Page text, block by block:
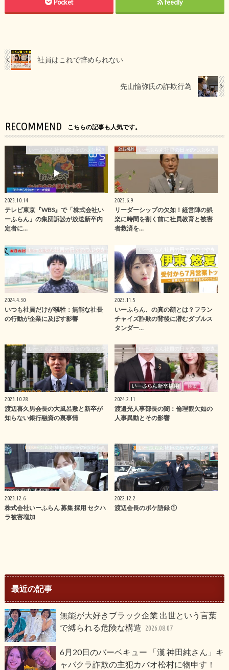
Pocket feedly
社員はこれで辞められない
先山愉弥氏の詐欺行為
RECOMMEND こちらの記事も人気です。
いーふらん社員の日々のつぶやき
2023.10.14
テレビ東京『WBS』で「株式会社い
ーふらん」の集団訴訟が放送新卒内
定者に…
いーふらん社員の日々のつぶやき
2023.6.9
リーダーシップの欠如！経営陣の娯
楽に時間を割く前に社員教育と被害
者救済を…
いーふらん社員の日々のつぶやき
2024.4.30
いつも社員だけが犠牲：無能な社長
の行動が企業に及ぼす影響
いーふらん社員の日々のつぶやき
2023.11.5
いーふらん、の真の顔とは？フラン
チャイズ詐欺の背後に潜むダブルス
タンダー…
いーふらん社員の日々のつぶやき
2023.10.28
渡辺喜久男会長の大風呂敷と新卒が
知らない銀行融資の裏事情
いーふらん社員の日々のつぶやき
2024.2.11
渡邉光人事部長の闇：倫理観欠如の
人事異動とその影響
いーふらん社員の日々のつぶやき
2023.12.6
株式会社いーふらん 募集 採用 セクハ
ラ被害増加
いーふらん社員の日々のつぶやき
2022.12.2
渡辺会長のボケ語録 ①
最近の記事
無能が大好きブラック企業 出世という言葉
で縛られる危険な構造 2026.08.07
6月20日のバーベキュー 「漢 神田純さん」キ
ャバクラ詐欺の主犯カバオ松村に物申す！